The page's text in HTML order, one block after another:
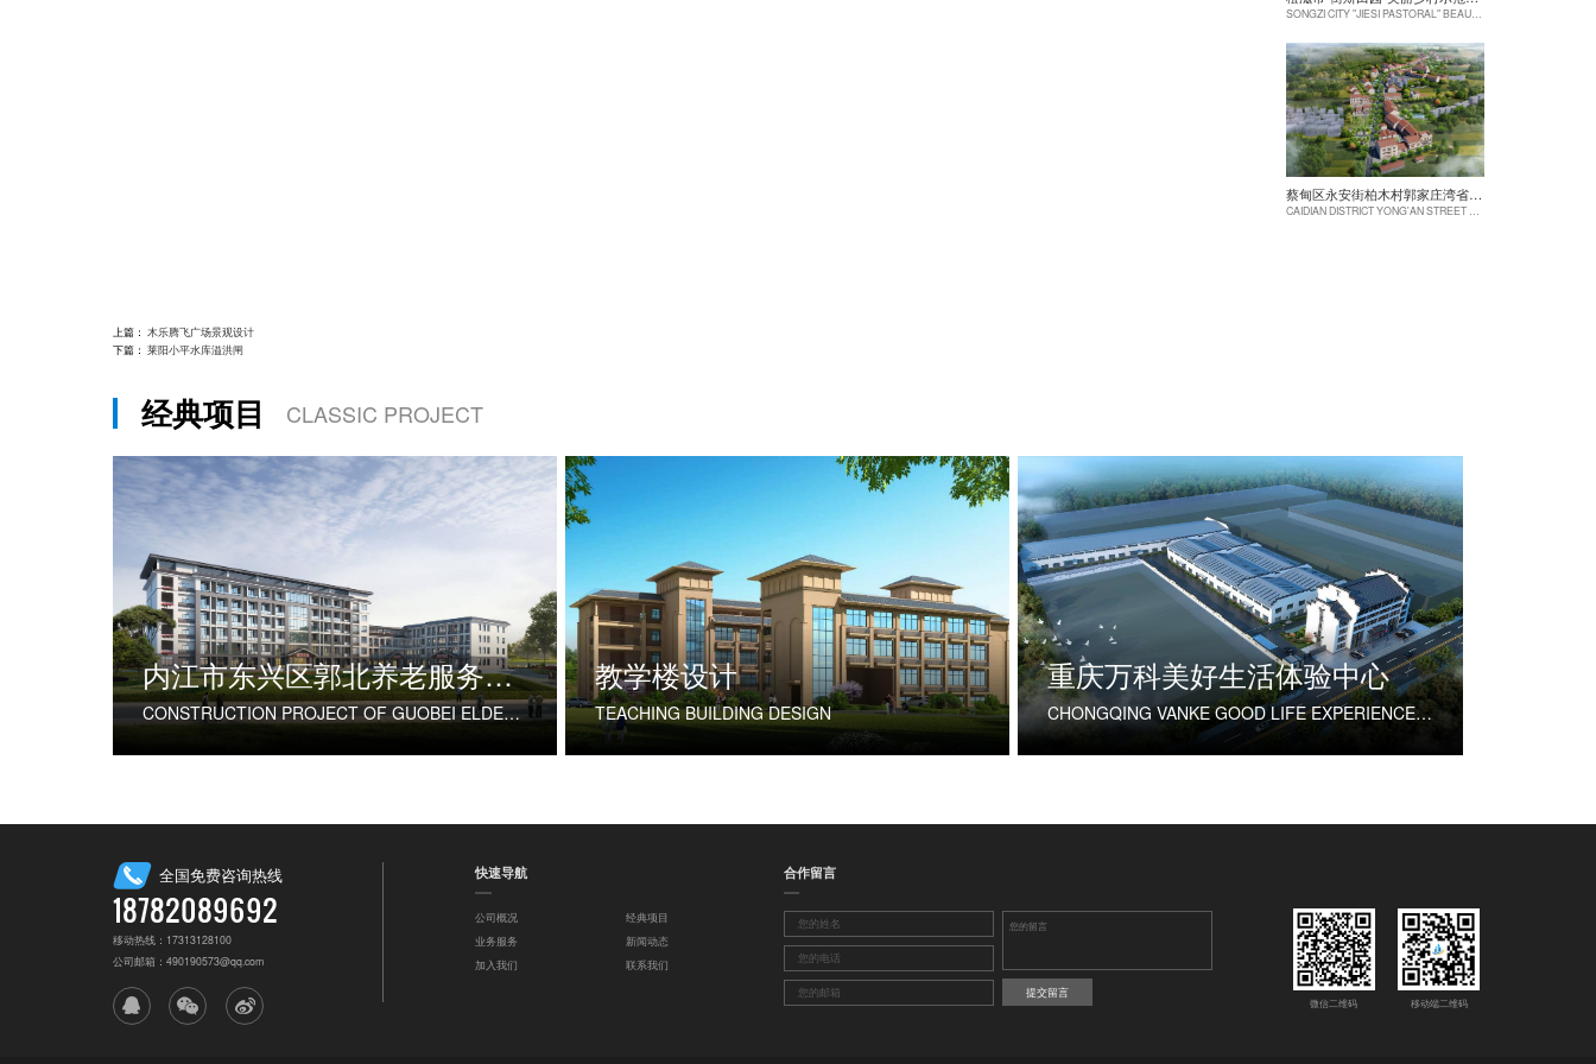
上篇： 木乐腾飞广场景观设计
下篇： 莱阳小平水库溢洪闸
蔡甸区永安街柏木村郭家庄湾省级美丽乡村试点建设项目
CAIDIAN DISTRICT YONG'AN STREET CYPRESS VILLAGE GUOJIAZHUANG BAY PROVINCIAL BEAUTIFUL VILLAGE PILOT CONSTRUCTION PROJECT
经典项目 CLASSIC PROJECT
内江市东兴区郭北养老服务中心建设项目
CONSTRUCTION PROJECT OF GUOBEI ELDERLY SERVICE CENTER IN DONGXING DISTRICT, NEIJIANG CITY
教学楼设计
TEACHING BUILDING DESIGN
重庆万科美好生活体验中心
CHONGQING VANKE GOOD LIFE EXPERIENCE CENTER
全国免费咨询热线
18782089692
移动热线：17313128100
公司邮箱：490190573@qq.com
快速导航
公司概况
经典项目
业务服务
新闻动态
加入我们
联系我们
合作留言
提交留言
微信二维码 移动端二维码